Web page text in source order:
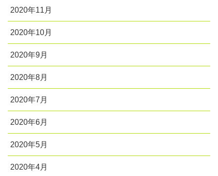
2020年11月
2020年10月
2020年9月
2020年8月
2020年7月
2020年6月
2020年5月
2020年4月